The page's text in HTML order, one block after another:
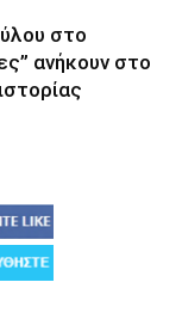
στο
ανήκουν στο